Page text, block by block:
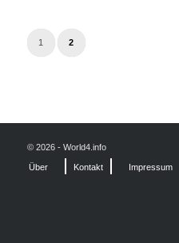
1 2
© 2026 - World4.info
Über Kontakt Impressum